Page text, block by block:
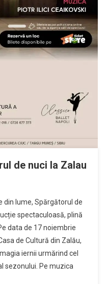
de nuci la Zalau
din lume, Spărgătorul de
spectaculoasă, plină
data de 17 noiembrie
de Cultură din Zalău,
iernii urmărind cel
sezonului. Pe muzica